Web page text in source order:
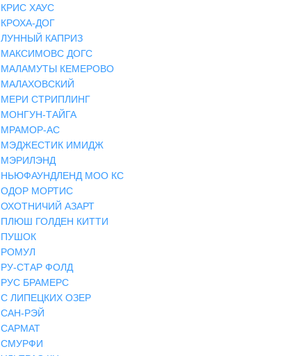
КРИС ХАУС
КРОХА-ДОГ
ЛУННЫЙ КАПРИЗ
МАКСИМОВС ДОГС
МАЛАМУТЫ КЕМЕРОВО
МАЛАХОВСКИЙ
МЕРИ СТРИПЛИНГ
МОНГУН-ТАЙГА
МРАМОР-АС
МЭДЖЕСТИК ИМИДЖ
МЭРИЛЭНД
НЬЮФАУНДЛЕНД МОО КС
ОДОР МОРТИС
ОХОТНИЧИЙ АЗАРТ
ПЛЮШ ГОЛДЕН КИТТИ
ПУШОК
РОМУЛ
РУ-СТАР ФОЛД
РУС БРАМЕРС
С ЛИПЕЦКИХ ОЗЕР
САН-РЭЙ
САРМАТ
СМУРФИ